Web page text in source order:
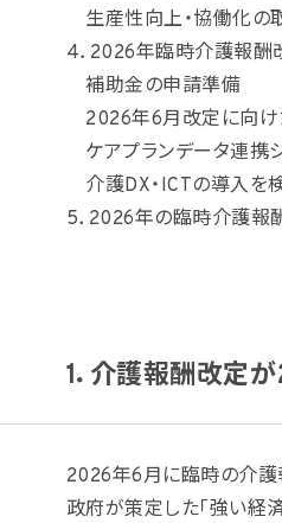
生産性向上・協働化の
4．2026年臨時介護報酬
補助金の申請準備
2026年6月改定に向
ケアプランデータ連携
介護DX・ICTの導入を
5．2026年の臨時介護報
1．介護報酬改定
2026年6月に臨時の介護
政府が策定した「強い経